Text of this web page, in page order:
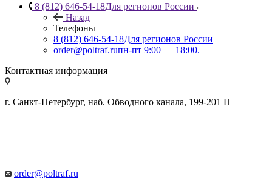
8 (812) 646-54-18Для регионов России
Назад
Телефоны
8 (812) 646-54-18Для регионов России
order@poltraf.ruпн-пт 9:00 — 18:00.
Контактная информация
г. Санкт-Петербург, наб. Обводного канала, 199-201 П
order@poltraf.ru